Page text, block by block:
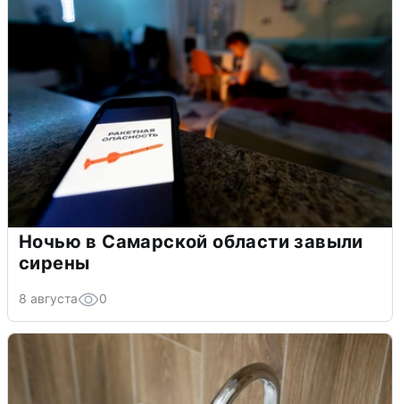
Ночью в Самарской области завыли
сирены
8 августа 0